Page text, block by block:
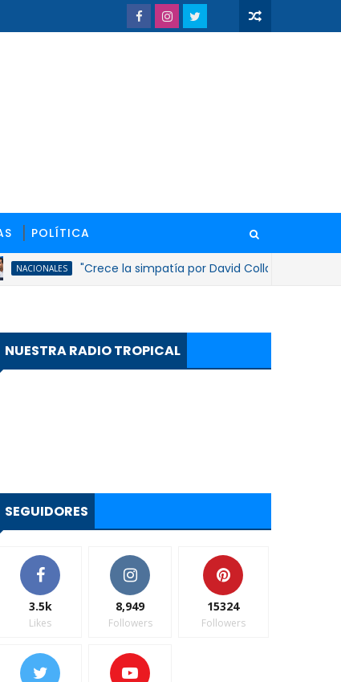
POLÍTICA
"Crece la simpatía por David Collado tras nuevas
NUESTRA RADIO TROPICAL
SEGUIDORES
3.5k
Likes
8,949
Followers
15324
Followers